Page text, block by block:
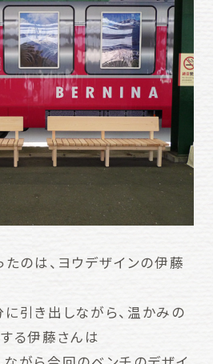
たのは、ヨウデザインの伊藤
引き出しながら、温かみの
る伊藤さんは